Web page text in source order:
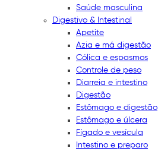
Saúde masculina
Digestivo & Intestinal
Apetite
Azia e má digestão
Cólica e espasmos
Controle de peso
Diarreia e intestino
Digestão
Estômago e digestão
Estômago e úlcera
Fígado e vesícula
Intestino e preparo